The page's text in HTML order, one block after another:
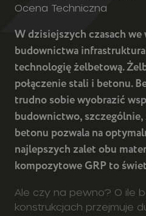
technologię żelbetową.
trudno sobie wyobrazić
budownictwo, szczególnie,
betonu pozwala na
najlepszych zalet obu
kompozytowe GRP to
Ale czy na pewno? O ile
konstrukcjach przejmuje
ściskające, a stal
rozciągające, to słabym
konstrukcji jest właśnie
szkodliwych